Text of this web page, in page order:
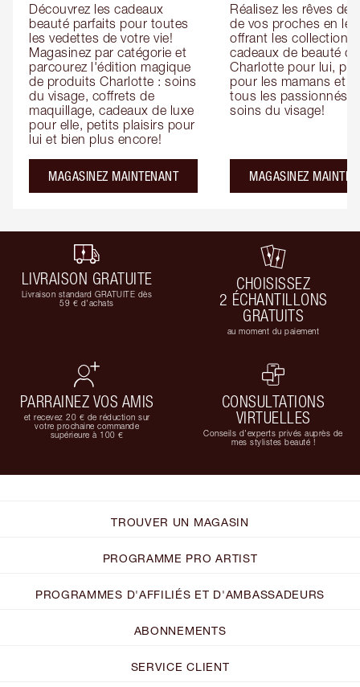
Découvrez les cadeaux
beauté parfaits pour toutes
les vedettes de votre vie!
Magasinez par catégorie et
parcourez l'édition magique
de produits Charlotte : soins
du visage, coffrets de
maquillage, cadeaux de luxe
pour elle, petits plaisirs pour
lui et bien plus encore!
MAGASINEZ MAINTENANT
Réalisez les rêves de
de vos proches en
offrant les collections
cadeaux de beauté de
Charlotte pour lui,
pour les mamans et
tous les passionnés
soins du visage!
MAGASINEZ
LIVRAISON GRATUITE
Livraison standard GRATUITE dès
59 € d'achats
CHOISISSEZ
2 ÉCHANTILLONS
GRATUITS
au moment du paiement
PARRAINEZ VOS AMIS
et recevez 20 € de réduction sur
votre prochaine commande
supérieure à 100 €
CONSULTATIONS
VIRTUELLES
Conseils d'experts privés auprès de
mes stylistes beauté !
TROUVER UN MAGASIN
PROGRAMME PRO ARTIST
PROGRAMMES D'AFFILIÉS ET D'AMBASSADEURS
ABONNEMENTS
SERVICE CLIENT